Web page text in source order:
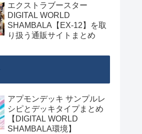
エクストラブースター
DIGITAL WORLD
SHAMBALA【EX-12】を取
り扱う通販サイトまとめ
アプモンデッキ サンプルレ
シピとデッキタイプまとめ
【DIGITAL WORLD
SHAMBALA環境】